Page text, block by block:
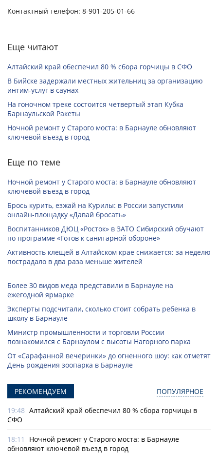
Контактный телефон: 8-901-205-01-66
Еще читают
Алтайский край обеспечил 80 % сбора горчицы в СФО
В Бийске задержали местных жительниц за организацию
интим-услуг в саунах
На гоночном треке состоится четвертый этап Кубка
Барнаульской Ракеты
Ночной ремонт у Старого моста: в Барнауле обновляют
ключевой въезд в город
Еще по теме
Ночной ремонт у Старого моста: в Барнауле обновляют
ключевой въезд в город
Брось курить, езжай на Курилы: в России запустили
онлайн-­площадку «Давай бросать»
Воспитанников ДЮЦ «Росток» в ЗАТО Сибирский обучают
по программе «Готов к санитарной обороне»
Активность клещей в Алтайском крае снижается: за неделю
пострадало в два раза меньше жителей
Более 30 видов меда представили в Барнауле на
ежегодной ярмарке
Эксперты подсчитали, сколько стоит собрать ребенка в
школу в Барнауле
Министр промышленности и торговли России
познакомился с Барнаулом с высоты Нагорного парка
От «Сарафанной вечеринки» до огненного шоу: как отметят
День рождения зоопарка в Барнауле
РЕКОМЕНДУЕМ ПОПУЛЯРНОЕ
19:48 Алтайский край обеспечил 80 % сбора горчицы в
СФО
18:11
Ночной ремонт у Старого моста: в Барнауле
обновляют ключевой въезд в город